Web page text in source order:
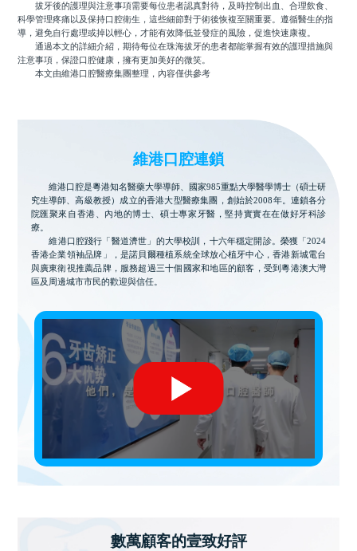
拔牙後的護理與注意事項需要每位患者認真對待，及時控制出血、合理飲食、
科學管理疼痛以及保持口腔衛生，這些細節對于術後恢複至關重要。遵循醫生的指
導，避免自行處理或掉以輕心，才能有效降低並發症的風險，促進快速康複。
通過本文的詳細介紹，期待每位在珠海拔牙的患者都能掌握有效的護理措施與
注意事項，保證口腔健康，擁有更加美好的微笑。
本文由維港口腔醫療集團整理，內容僅供參考
維港口腔連鎖
維港口腔是粵港知名醫藥大學導師、國家985重點大學醫學博士（碩士研
究生導師、高級教授）成立的香港大型醫療集團，創始於2008年。連鎖各分
院匯聚來自香港、內地的博士、碩士專家牙醫，堅持實實在在做好牙科診
療。
維港口腔踐行「醫道濟世」的大學校訓，十六年穩定開診。榮獲「2024
香港企業領袖品牌」，是諾貝爾種植系統全球放心植牙中心，香港新城電台
與廣東衛視推薦品牌，服務超過三十個國家和地區的顧客，受到粵港澳大灣
區及周邊城市市民的歡迎與信任。
數萬顧客的壹致好評